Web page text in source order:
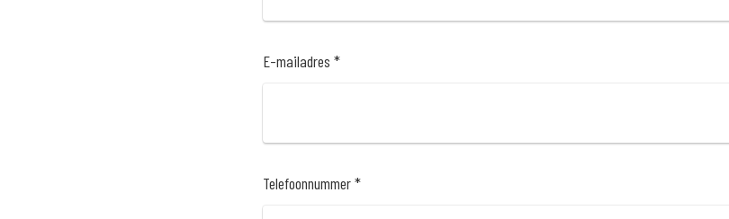
E-mailadres *
Telefoonnummer *